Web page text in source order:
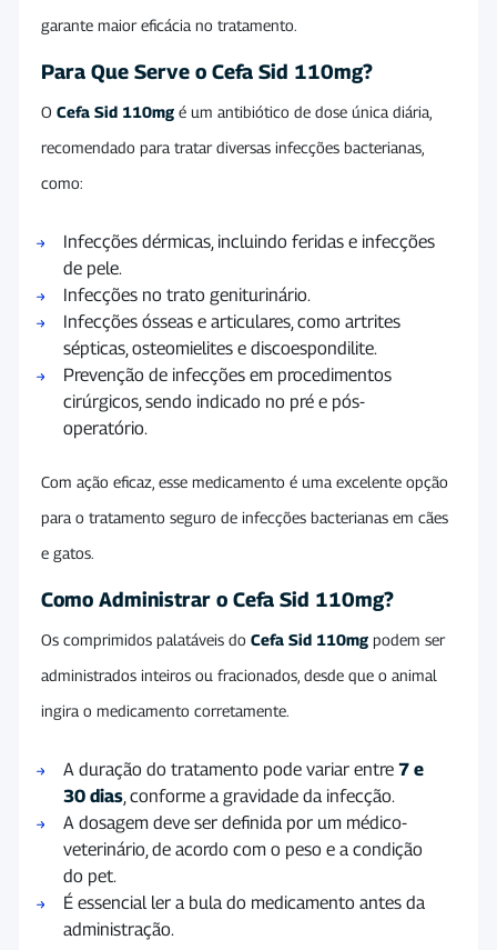
garante maior eficácia no tratamento.
Para Que Serve o Cefa Sid 110mg?
O Cefa Sid 110mg é um antibiótico de dose única diária,
recomendado para tratar diversas infecções bacterianas,
como:
Infecções dérmicas, incluindo feridas e infecções
de pele.
Infecções no trato geniturinário.
Infecções ósseas e articulares, como artrites
sépticas, osteomielites e discoespondilite.
Prevenção de infecções em procedimentos
cirúrgicos, sendo indicado no pré e pós-
operatório.
Com ação eficaz, esse medicamento é uma excelente opção
para o tratamento seguro de infecções bacterianas em cães
e gatos.
Como Administrar o Cefa Sid 110mg?
Os comprimidos palatáveis do Cefa Sid 110mg podem ser
administrados inteiros ou fracionados, desde que o animal
ingira o medicamento corretamente.
A duração do tratamento pode variar entre 7 e
30 dias , conforme a gravidade da infecção.
A dosagem deve ser definida por um médico-
veterinário, de acordo com o peso e a condição
do pet.
É essencial ler a bula do medicamento antes da
administração.